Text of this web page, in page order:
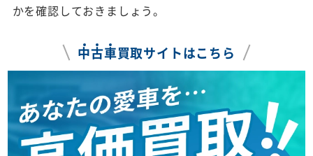
かを確認しておきましょう。
中古車買取サイトはこちら